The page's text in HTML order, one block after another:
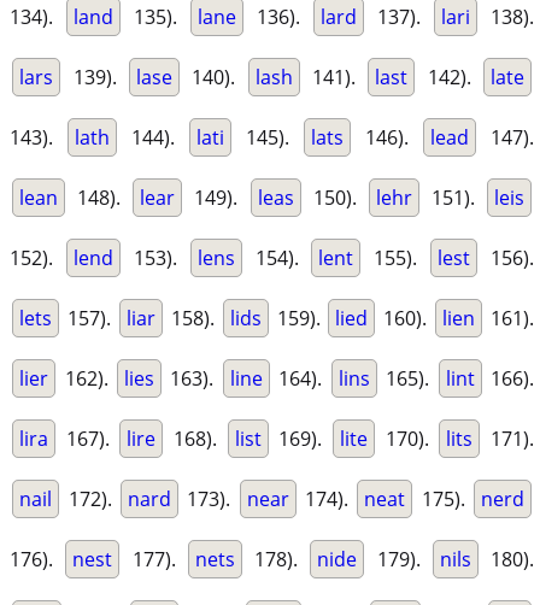
134). land 135). lane 136). lard 137). lari 138).
lars 139). lase 140). lash 141). last 142). late
143). lath 144). lati 145). lats 146). lead 147).
lean 148). lear 149). leas 150). lehr 151). leis
152). lend 153). lens 154). lent 155). lest 156).
lets 157). liar 158). lids 159). lied 160). lien 161).
lier 162). lies 163). line 164). lins 165). lint 166).
lira 167). lire 168). list 169). lite 170). lits 171).
nail 172). nard 173). near 174). neat 175). nerd
176). nest 177). nets 178). nide 179). nils 180).